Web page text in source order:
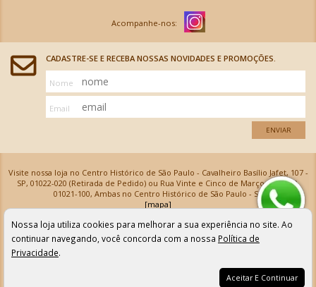
CADASTRE-SE E RECEBA NOSSAS NOVIDADES E PROMOÇÕES.
Nome
Email
ENVIAR
Visite nossa loja no Centro Histórico de São Paulo - Cavalheiro Basílio Jafet, 107 -
SP, 01022-020 (Retirada de Pedido) ou Rua Vinte e Cinco de Março, 576 - SP,
01021-100, Ambas no Centro Histórico de São Paulo - SP
[mapa]
Armarinhos Santa Cecília Ltda | CNPJ: 61.069.639/0001-18
Os preços e as condições de pagamento apresentadas na loja virtual não valem para nossa loja física e
podem sofrer alterações sem aviso prévio. Vendas com cartão de crédito sujeitas a análise e
confirmação de dados.
Nossa loja utiliza cookies para melhorar a sua experiência no site. Ao
continuar navegando, você concorda com a nossa Política de
Privacidade.
Aceitar E Continuar